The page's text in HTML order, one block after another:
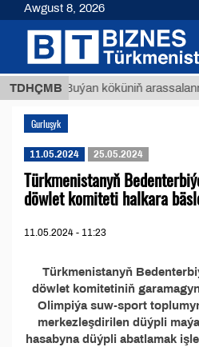
TDHÇMBBuýan köküniň
Gurluşyk
11.05.2024 25.05.2024
Türkmenistanyň
döwlet komiteti halkara
11.05.2024 - 11:23
Türkmenistanyň
döwlet komitetiniň
Olimpiýa suw-sport
merkezleşdirilen düýpli
hasabyna düýpli abatlamak
Awgust 8, 2026